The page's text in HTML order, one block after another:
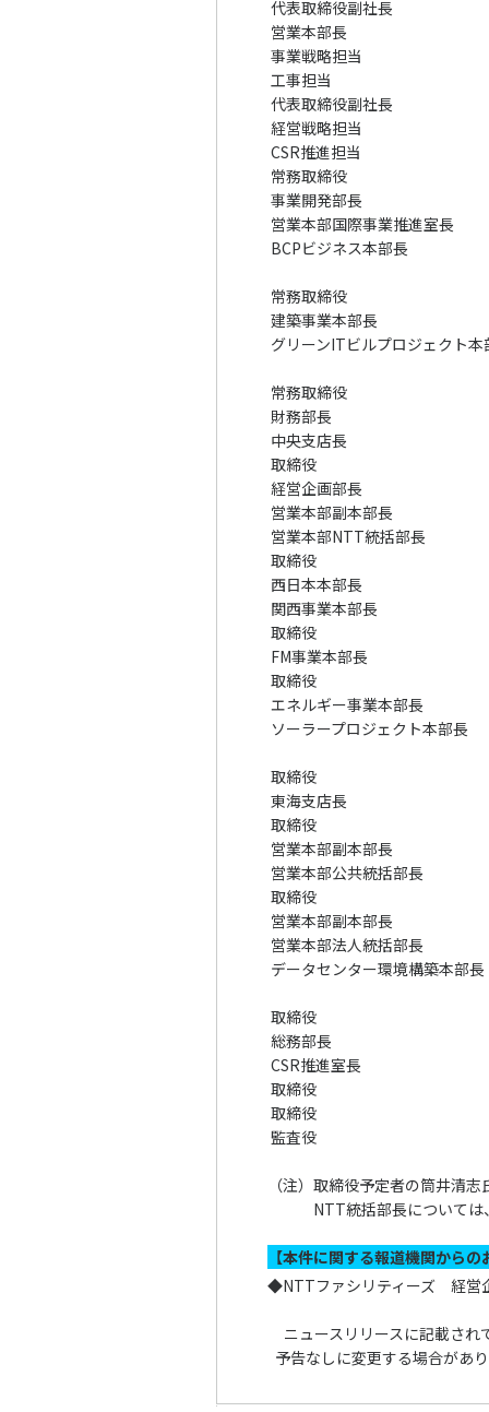
代表取締役副社長
営業本部長
事業戦略担当
工事担当
代表取締役副社長
経営戦略担当
CSR推進担当
常務取締役
事業開発部長
営業本部国際事業推進室長
BCPビジネス本部長
常務取締役
建築事業本部長
グリーンITビルプロジェクト本
常務取締役
財務部長
中央支店長
取締役
経営企画部長
営業本部副本部長
営業本部NTT統括部長
取締役
西日本本部長
関西事業本部長
取締役
FM事業本部長
取締役
エネルギー事業本部長
ソーラープロジェクト本部長
取締役
東海支店長
取締役
営業本部副本部長
営業本部公共統括部長
取締役
営業本部副本部長
営業本部法人統括部長
データセンター環境構築本部長
取締役
総務部長
CSR推進室長
取締役
取締役
監査役
（注）取締役予定者の筒井清
NTT統括部長について
【本件に関する報道機関から
◆NTTファシリティーズ 経
ニュースリリースに記載さ
予告なしに変更する場合があ